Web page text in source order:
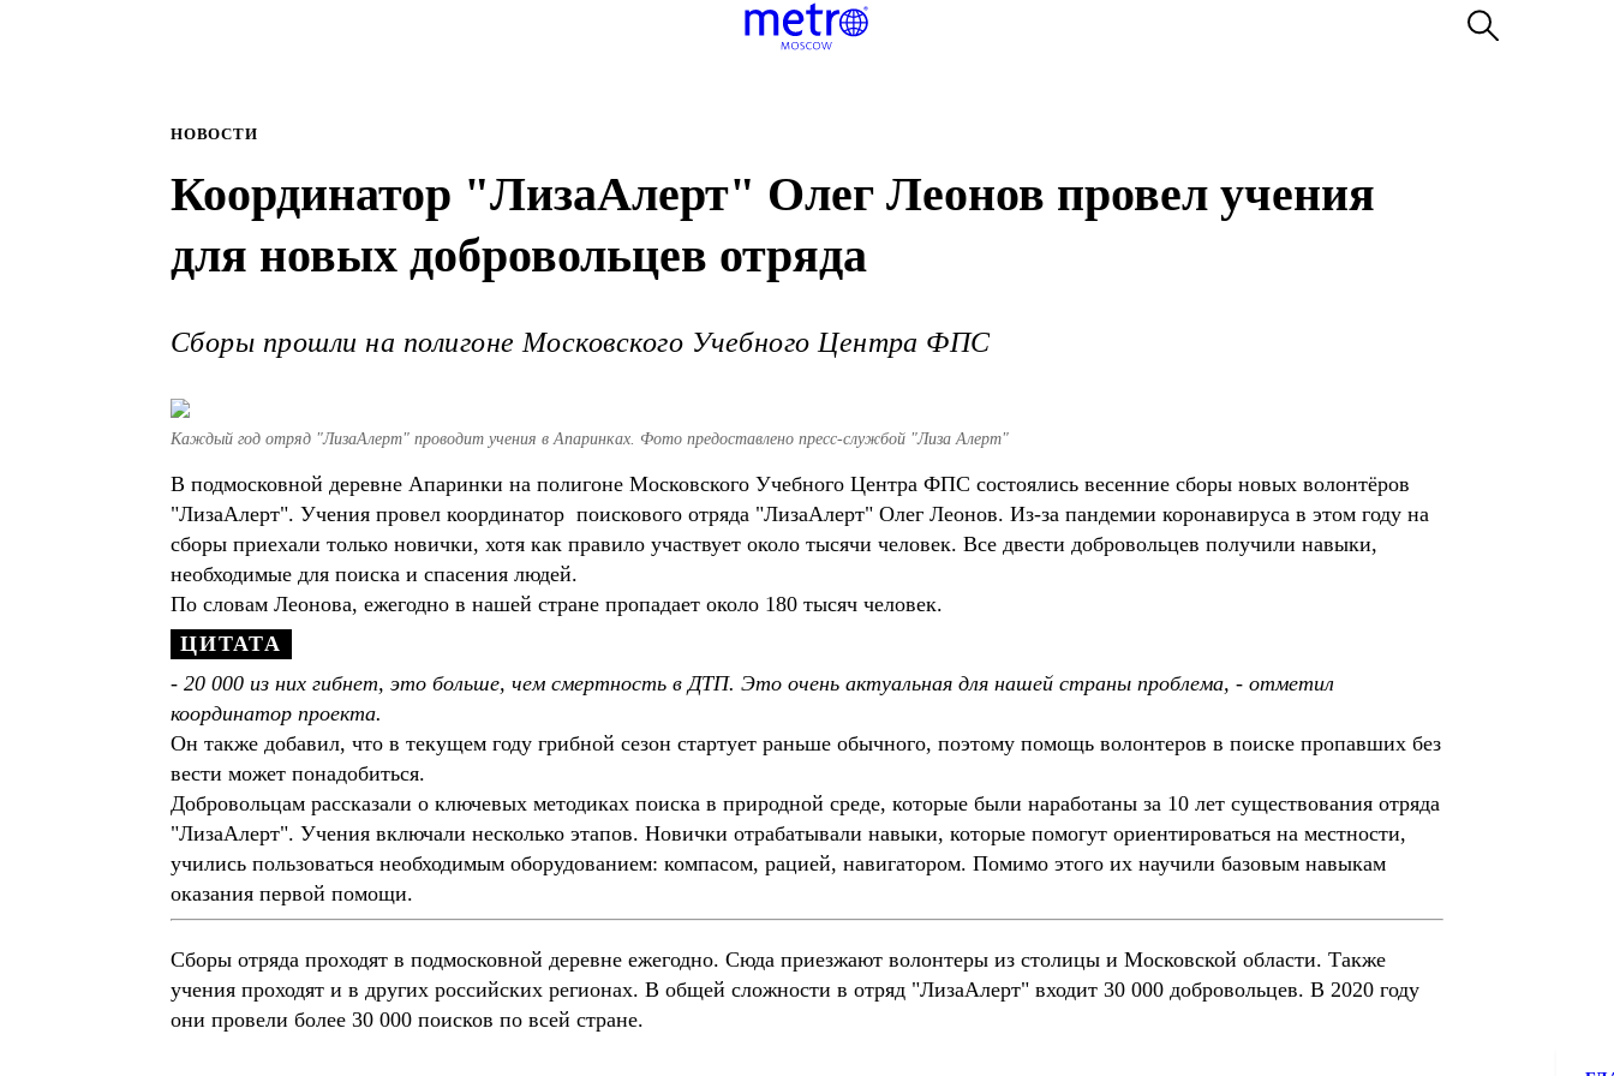
НОВОСТИ
Координатор "ЛизаАлерт" Олег Леонов провел учения
для новых добровольцев отряда
Сборы прошли на полигоне Московского Учебного Центра ФПС
Каждый год отряд "ЛизаАлерт" проводит учения в Апаринках. Фото предоставлено пресс-службой "Лиза Алерт"
В подмосковной деревне Апаринки на полигоне Московского Учебного Центра ФПС состоялись весенние сборы новых волонтёров
"ЛизаАлерт". Учения провел координатор поискового отряда "ЛизаАлерт" Олег Леонов. Из-за пандемии коронавируса в этом году на
сборы приехали только новички, хотя как правило участвует около тысячи человек. Все двести добровольцев получили навыки,
необходимые для поиска и спасения людей.
По словам Леонова, ежегодно в нашей стране пропадает около 180 тысяч человек.
- 20 000 из них гибнет, это больше, чем смертность в ДТП. Это очень актуальная для нашей страны проблема, - отметил
координатор проекта.
Он также добавил, что в текущем году грибной сезон стартует раньше обычного, поэтому помощь волонтеров в поиске пропавших без
вести может понадобиться.
Добровольцам рассказали о ключевых методиках поиска в природной среде, которые были наработаны за 10 лет существования отряда
"ЛизаАлерт". Учения включали несколько этапов. Новички отрабатывали навыки, которые помогут ориентироваться на местности,
учились пользоваться необходимым оборудованием: компасом, рацией, навигатором. Помимо этого их научили базовым навыкам
оказания первой помощи.
Сборы отряда проходят в подмосковной деревне ежегодно. Сюда приезжают волонтеры из столицы и Московской области. Также
учения проходят и в других российских регионах. В общей сложности в отряд "ЛизаАлерт" входит 30 000 добровольцев. В 2020 году
они провели более 30 000 поисков по всей стране.